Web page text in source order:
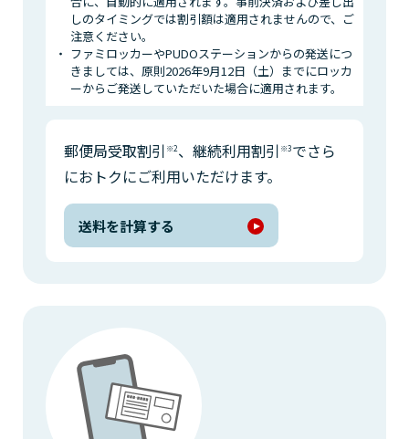
しのタイミングでは割引額は適用されませんので、ご
注意ください。
ファミロッカーやPUDOステーションからの発送につ
きましては、原則2026年9月12日（土）までにロッカ
ーからご発送していただいた場合に適用されます。
郵便局受取割引 ※2、継続利用割引 ※3でさら
におトクにご利用いただけます。
送料を計算する